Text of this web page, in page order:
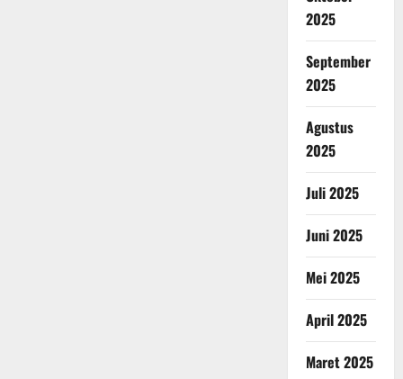
2025
September
2025
Agustus
2025
Juli 2025
Juni 2025
Mei 2025
April 2025
Maret 2025